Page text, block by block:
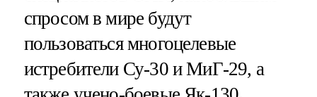
спросом в мире будут
пользоваться многоцелевые
истребители Су-30 и МиГ-29, а